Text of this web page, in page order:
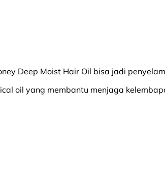
Deep Moist Hair Oil bisa jadi
oil yang membantu menjaga